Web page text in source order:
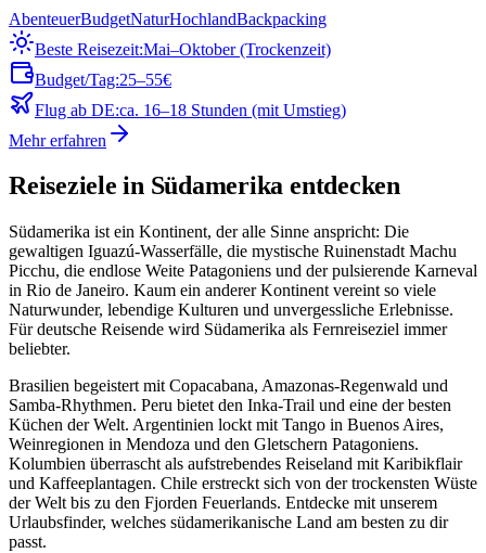
AbenteuerBudgetNaturHochlandBackpacking
Beste Reisezeit:Mai–Oktober (Trockenzeit)
Budget/Tag:25–55€
Flug ab DE:ca. 16–18 Stunden (mit Umstieg)
Mehr erfahren
Reiseziele in Südamerika entdecken
Südamerika ist ein Kontinent, der alle Sinne anspricht: Die
gewaltigen Iguazú-Wasserfälle, die mystische Ruinenstadt Machu
Picchu, die endlose Weite Patagoniens und der pulsierende Karneval
in Rio de Janeiro. Kaum ein anderer Kontinent vereint so viele
Naturwunder, lebendige Kulturen und unvergessliche Erlebnisse.
Für deutsche Reisende wird Südamerika als Fernreiseziel immer
beliebter.
Brasilien begeistert mit Copacabana, Amazonas-Regenwald und
Samba-Rhythmen. Peru bietet den Inka-Trail und eine der besten
Küchen der Welt. Argentinien lockt mit Tango in Buenos Aires,
Weinregionen in Mendoza und den Gletschern Patagoniens.
Kolumbien überrascht als aufstrebendes Reiseland mit Karibikflair
und Kaffeeplantagen. Chile erstreckt sich von der trockensten Wüste
der Welt bis zu den Fjorden Feuerlands. Entdecke mit unserem
Urlaubsfinder, welches südamerikanische Land am besten zu dir
passt.